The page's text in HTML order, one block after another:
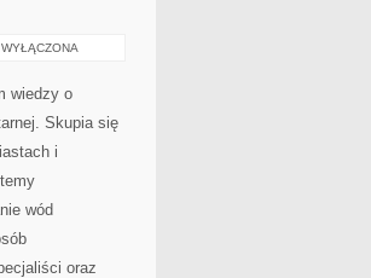
wiedzy o
Skupia się
i
wód
oraz